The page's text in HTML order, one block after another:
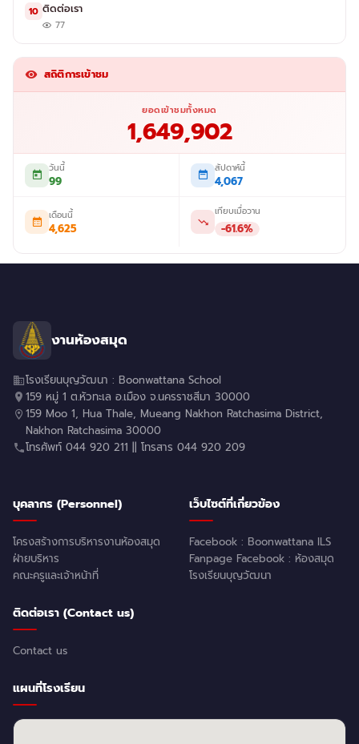
10 ติดต่อเรา
77
สถิติการเข้าชม
ยอดเข้าชมทั้งหมด
1,649,902
วันนี้
99
สัปดาห์นี้
4,067
เดือนนี้
4,625
เทียบเมื่อวาน
-61.6%
งานห้องสมุด
โรงเรียนบุญวัฒนา : Boonwattana School
159 หมู่ 1 ต.หัวทะเล อ.เมือง จ.นครราชสีมา 30000
159 Moo 1, Hua Thale, Mueang Nakhon Ratchasima District,
Nakhon Ratchasima 30000
โทรศัพท์ 044 920 211 || โทรสาร 044 920 209
บุคลากร (Personnel)
โครงสร้างการบริหารงานห้องสมุด
ฝ่ายบริหาร
คณะครูและเจ้าหน้าที่
เว็บไซต์ที่เกี่ยวข้อง
Facebook : Boonwattana ILS
Fanpage Facebook : ห้องสมุด
โรงเรียนบุญวัฒนา
ติดต่อเรา (Contact us)
Contact us
แผนที่โรงเรียน